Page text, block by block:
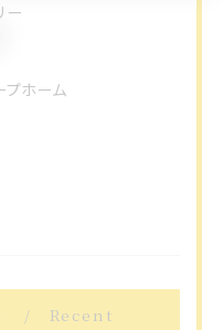
ー
プホーム
Recent
ちら